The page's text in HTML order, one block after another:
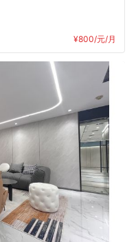
¥800/元/月